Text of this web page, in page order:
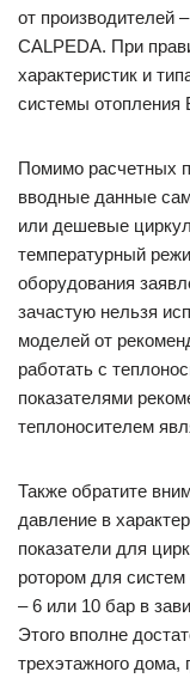
от производителей
CALPEDA. При
характеристик и
системы отопления
Помимо расчетных
вводные данные
или дешевые
температурный
оборудования
зачастую нельзя
моделей от
работать с
показателями
теплоносителем
Также обратите
давление в
показатели для
ротором для
– 6 или 10 бар в
Этого вполне
трехэтажного дома,